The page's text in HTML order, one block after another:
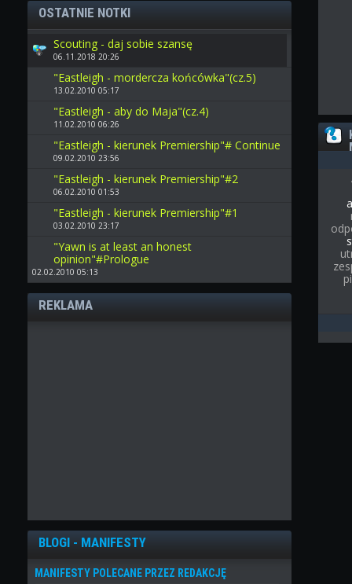
OSTATNIE NOTKI
Scouting - daj sobie szansę
06.11.2018 20:26
"Eastleigh - mordercza końcówka"(cz.5)
13.02.2010 05:17
"Eastleigh - aby do Maja"(cz.4)
11.02.2010 06:26
"Eastleigh - kierunek Premiership"# Continue
09.02.2010 23:56
"Eastleigh - kierunek Premiership"#2
06.02.2010 01:53
"Eastleigh - kierunek Premiership"#1
03.02.2010 23:17
"Yawn is at least an honest
opinion"#Prologue
02.02.2010 05:13
REKLAMA
BLOGI - MANIFESTY
MANIFESTY POLECANE PRZEZ REDAKCJĘ